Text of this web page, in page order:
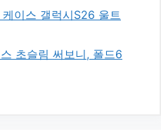
이스 갤럭시S26 울트
초슬림 써보니, 폴드6